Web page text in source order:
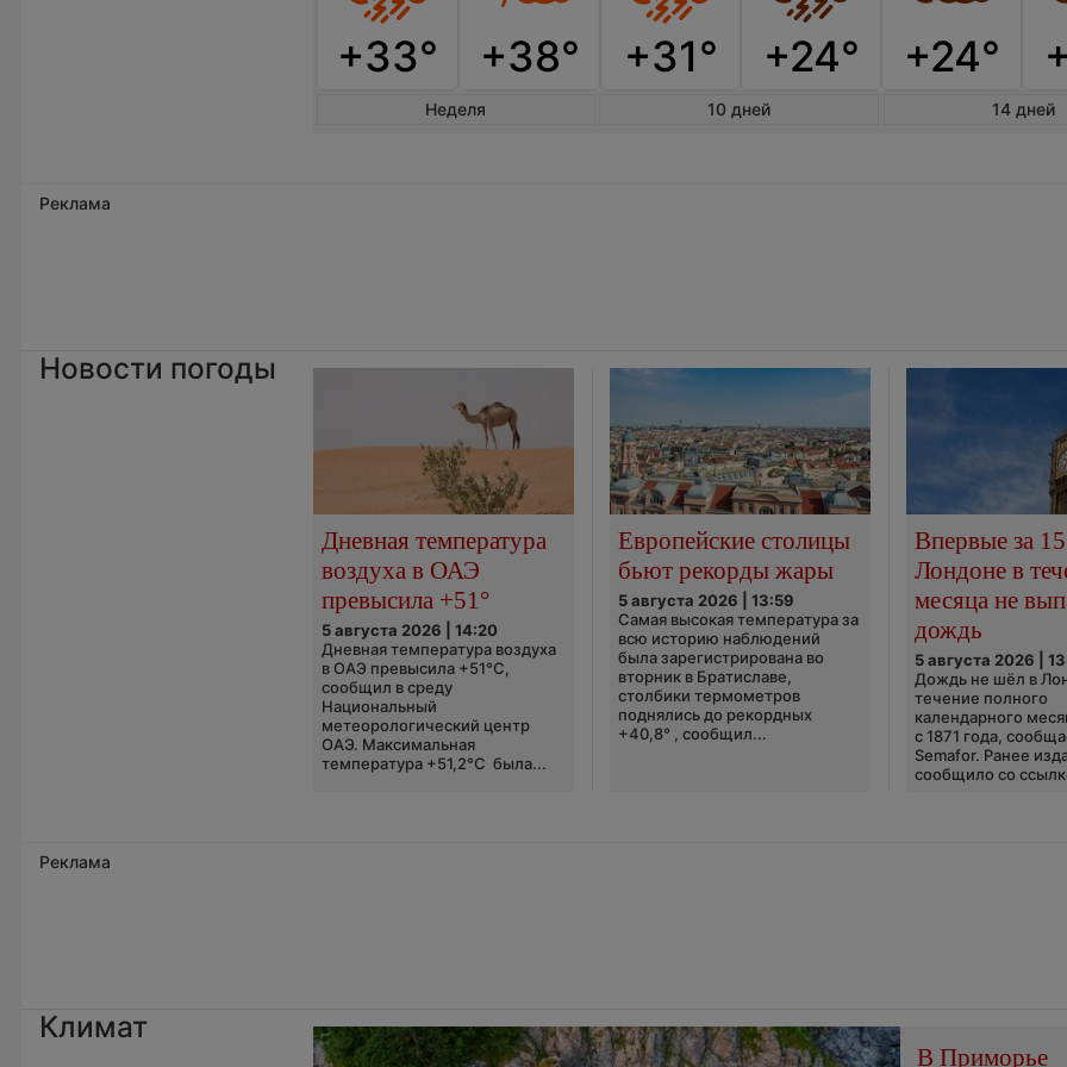
+33° +38° +31° +24° +24°
Неделя 10 дней 14 дней
Реклама
Новости погоды
Дневная температура
воздуха в ОАЭ
превысила +51°
5 августа 2026 | 14:20
Дневная температура воздуха
в ОАЭ превысила +51°C,
сообщил в среду
Национальный
метеорологический центр
ОАЭ. Максимальная
температура +51,2°C была...
Европейские столицы
бьют рекорды жары
5 августа 2026 | 13:59
Самая высокая температура за
всю историю наблюдений
была зарегистрирована во
вторник в Братиславе,
столбики термометров
поднялись до рекордных
+40,8° , сообщил...
Впервые за
Лондоне в
месяца не
дождь
5 августа 2026 |
Дождь не шёл в
течение полного
календарного
с 1871 года,
Semafor. Ранее
сообщило со
Реклама
Климат
В Приморье